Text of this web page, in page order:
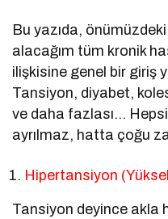
Bu yazıda,
alacağım tüm kronik
ilişkisine genel bir giriş
Tansiyon, diyabet,
ve daha fazlası…
ayrılmaz, hatta çoğu
Hipertansiyon
Tansiyon deyince akla